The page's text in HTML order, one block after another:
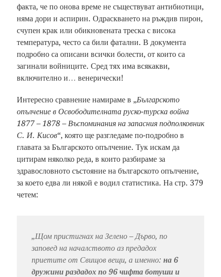
факта, че по онова време не съществуват антибиотици,
няма дори и аспирин. Одраскването на ръждив пирон,
счупен крак или обикновената треска с висока
температура, често са били фатални. В документа
подробно са описани всички болести, от които са
загинали войниците. Сред тях има всякакви,
включително и… венерически!
Интересно сравнение намираме в „Българското
опълчение в Освободителната руско-турска война
1877 – 1878 – Въспоминания на запасния подполковник
С. И. Кисов“, която ще разгледаме по-подробно в
главата за Българското опълчение. Тук искам да
цитирам няколко реда, в които разбираме за
здравословното състояние на българското опълчение,
за което едва ли някой е водил статистика. На стр. 379
четем:
„Щом пристигнах на Зелено – Дърво, по
заповед на началството аз предадох
приетите от Свищов вещи, а именно: на 6
дружини раздадох по 96 чифта ботуши и